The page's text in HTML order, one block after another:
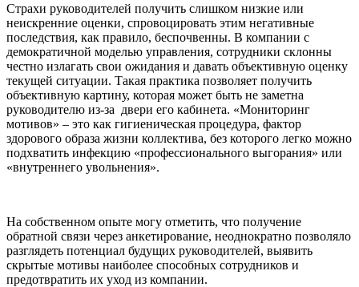
Страхи руководителей получить слишком низкие или
неискренние оценки, спровоцировать этим негативные
последствия, как правило, беспочвенны. В компании с
демократичной моделью управления, сотрудники склонны
честно излагать свои ожидания и давать объективную оценку
текущей ситуации. Такая практика позволяет получить
объективную картину, которая может быть не заметна
руководителю из-за двери его кабинета. «Мониторинг
мотивов» – это как гигиеническая процедура, фактор
здорового образа жизни коллектива, без которого легко можно
подхватить инфекцию «профессионального выгорания» или
«внутреннего увольнения».
На собственном опыте могу отметить, что получение
обратной связи через анкетирование, неоднократно позволяло
разглядеть потенциал будущих руководителей, выявить
скрытые мотивы наиболее способных сотрудников и
предотвратить их уход из компании.